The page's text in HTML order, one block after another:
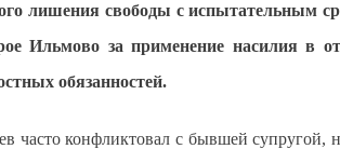
лишения свободы с испытательным
Ильмово за применение насилия в
обязанностей.
часто конфликтовал с бывшей супругой,